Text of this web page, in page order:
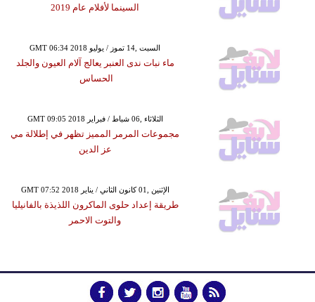
السينما لأفلام عام 2019
GMT 06:34 2018 السبت ,14 تموز / يوليو
ماء نبات ندى العنبر يعالج آلام العيون والجلد
الحساس
GMT 09:05 2018 الثلاثاء ,06 شباط / فبراير
مجموعات المرمر المميز تظهر في إطلالة مي
عز الدين
GMT 07:52 2018 الإثنين ,01 كانون الثاني / يناير
طريقة إعداد حلوى الماكرون اللذيذة بالفانيليا
والتوت الاحمر